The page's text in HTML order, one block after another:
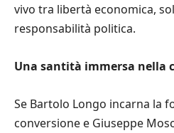
vivo tra libertà economica,
responsabilità politica.
Una santità immersa nella
Se Bartolo Longo incarna la
conversione e Giuseppe